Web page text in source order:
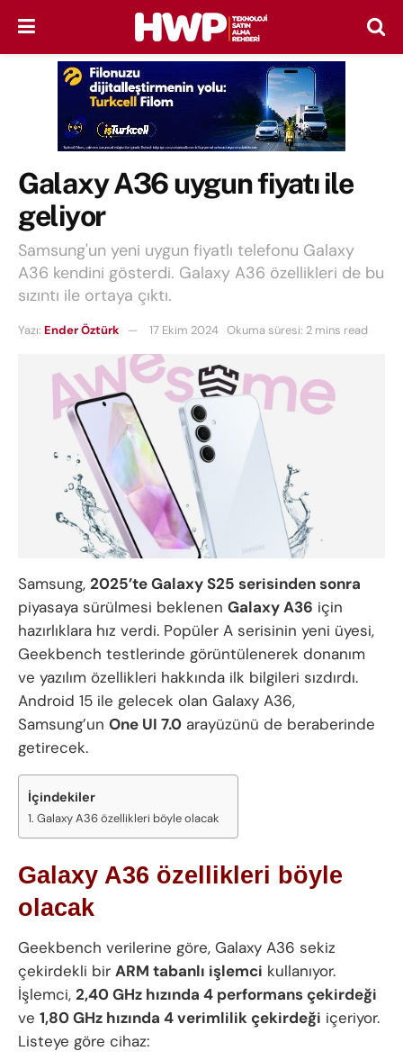
Galaxy A36 uygun fiyatı ile
geliyor
Samsung'un yeni uygun fiyatlı telefonu Galaxy
A36 kendini gösterdi. Galaxy A36 özellikleri de bu
sızıntı ile ortaya çıktı.
Yazı: Ender Öztürk 17 Ekim 2024 Okuma süresi: 2 mins read
Samsung, 2025’te Galaxy S25 serisinden sonra
piyasaya sürülmesi beklenen Galaxy A36 için
hazırlıklara hız verdi. Popüler A serisinin yeni üyesi,
Geekbench testlerinde görüntülenerek donanım
ve yazılım özellikleri hakkında ilk bilgileri sızdırdı.
Android 15 ile gelecek olan Galaxy A36,
Samsung’un One UI 7.0 arayüzünü de beraberinde
getirecek.
İçindekiler
Galaxy A36 özellikleri böyle olacak
Galaxy A36 özellikleri böyle
olacak
Geekbench verilerine göre, Galaxy A36 sekiz
çekirdekli bir ARM tabanlı işlemci kullanıyor.
İşlemci, 2,40 GHz hızında 4 performans çekirdeği
ve 1,80 GHz hızında 4 verimlilik çekirdeği içeriyor.
Listeye göre cihaz: